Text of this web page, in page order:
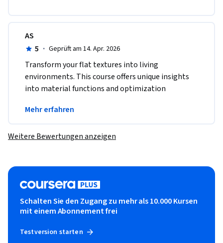
AS
5 · Geprüft am 14. Apr. 2026
Transform your flat textures into living
environments. This course offers unique insights
into material functions and optimization
development.
Mehr erfahren
Weitere Bewertungen anzeigen
Schalten Sie den Zugang zu mehr als 10.000 Kursen
mit einem Abonnement frei
Testversion starten